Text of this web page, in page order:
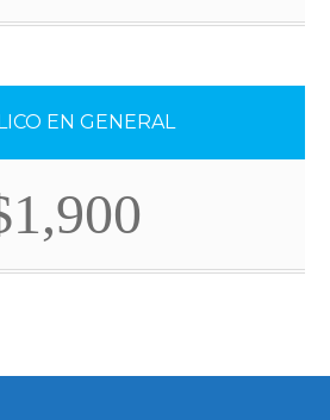
EN GENERAL